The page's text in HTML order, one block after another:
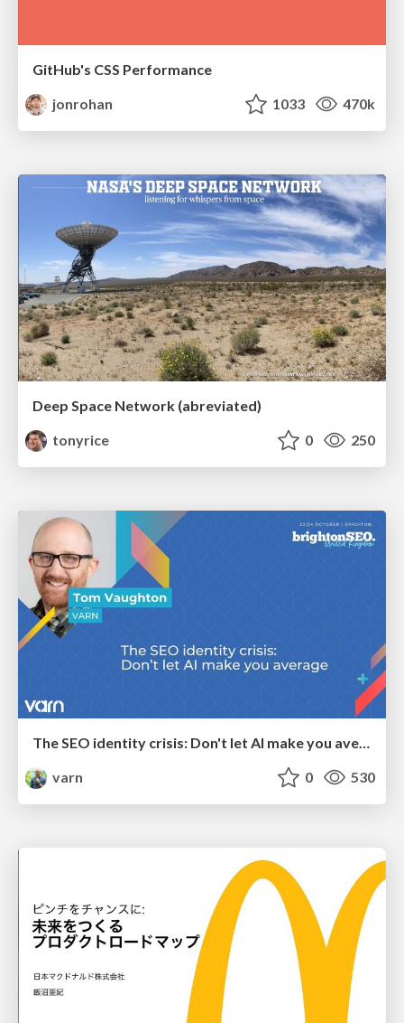
GitHub's CSS Performance
jonrohan
1033 470k
Deep Space Network (abreviated)
tonyrice
0 250
varn
0 530